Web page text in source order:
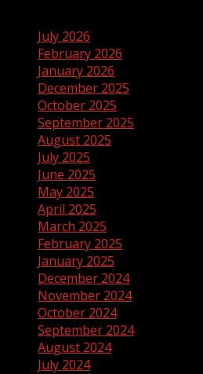
July 2026
February 2026
January 2026
December 2025
October 2025
September 2025
August 2025
July 2025
June 2025
May 2025
April 2025
March 2025
February 2025
January 2025
December 2024
November 2024
October 2024
September 2024
August 2024
July 2024